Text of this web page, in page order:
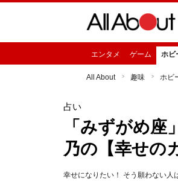
エンタメ ゲーム ホビ
All About 趣味 ホビ
占い
「みずがめ
乃の【幸せの
幸せになりたい！ そう願わない人